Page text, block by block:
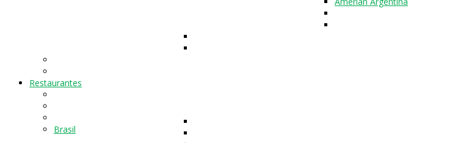
Restaurantes
Brasil